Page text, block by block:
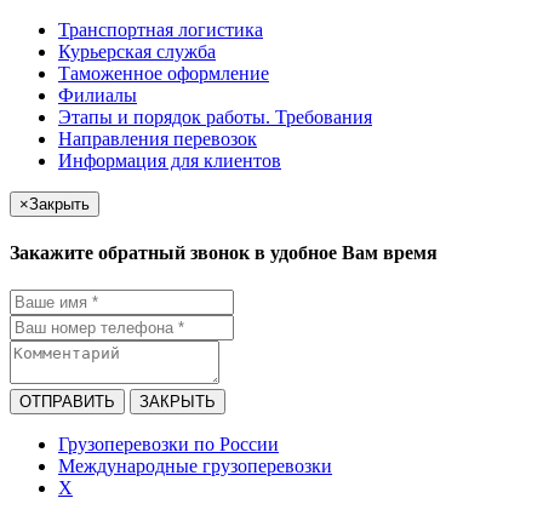
Транспортная логистика
Курьерская служба
Таможенное оформление
Филиалы
Этапы и порядок работы. Требования
Направления перевозок
Информация для клиентов
×Закрыть
Закажите обратный звонок в удобное Вам время
ОТПРАВИТЬ ЗАКРЫТЬ
Грузоперевозки по России
Международные грузоперевозки
X